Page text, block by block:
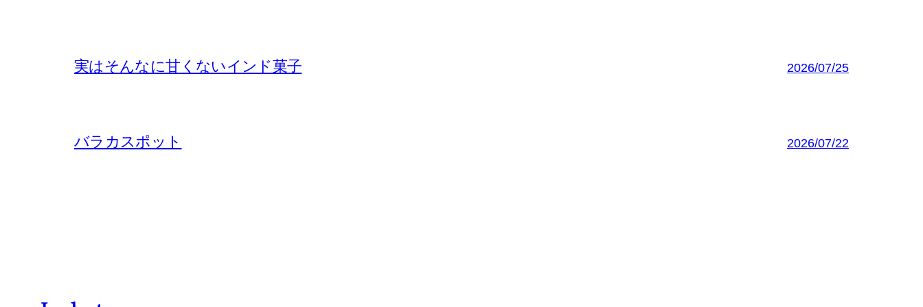
実はそんなに甘くないインド菓子 2026/07/25
バラカスポット 2026/07/22